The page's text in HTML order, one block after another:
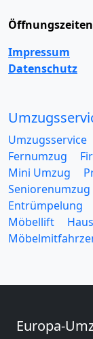
Impressum
Datenschutz
Umzugsservice
Fernumzug
Mini Umzug
Seniorenumzug
Entrümpelung
Möbellift
Europa-